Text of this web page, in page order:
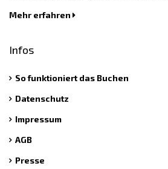
Mehr erfahren
Infos
So funktioniert das Buchen
Datenschutz
Impressum
AGB
Presse